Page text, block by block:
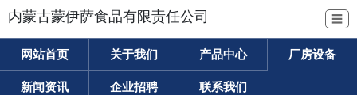
内蒙古蒙伊萨食品有限责任公司 ☰
网站首页 关于我们 产品中心 厂房设备
新闻资讯 企业招聘 联系我们